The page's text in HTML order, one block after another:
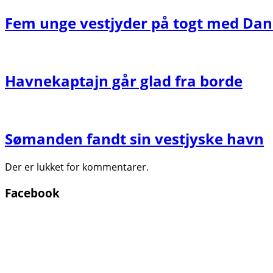
Fem unge vestjyder på togt med
Havnekaptajn går glad fra borde
Sømanden fandt sin vestjyske havn
Der er lukket for kommentarer.
Facebook